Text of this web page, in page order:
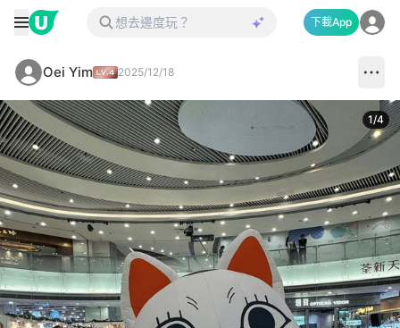
下載App
Oei Yim 2025/12/18
1/4